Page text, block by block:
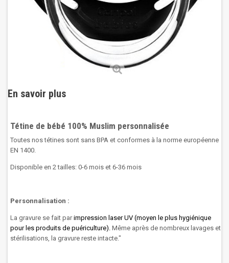
En savoir plus
Tétine de bébé 100% Muslim personnalisée
Toutes nos tétines sont sans BPA et conformes à la norme européenne
EN 1400.
Disponible en 2 tailles: 0-6 mois et 6-36 mois
Personnalisation :
La gravure se fait parimpression laser UV (moyen le plus hygiénique
pour les produits de puériculture). Même après de nombreux lavages et
stérilisations, la gravure reste intacte."